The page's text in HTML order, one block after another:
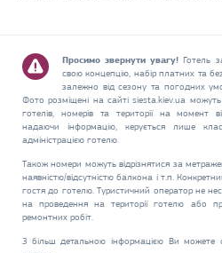
Просимо звернути увагу! Готель
свою концепцію, набір платних та
залежно від сезону та погодних
Фото розміщені на сайті siesta.kiev.ua можуть
готелів, номерів та території на момент
надаючи інформацію, керується лише
адміністрацією готелю.
Також номери можуть відрізнятися за
наявністю/відсутністю балкона і т.п.
гостя до готелю. Туристичний оператор не
на проведення на території готелю або
ремонтних робіт.
З більш детальною інформацією Ви можете